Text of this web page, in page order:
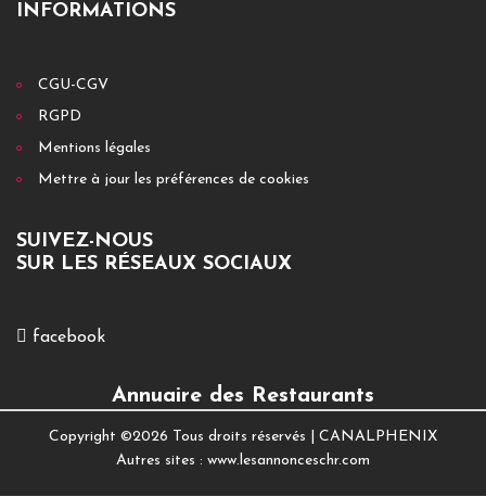
INFORMATIONS
CGU-CGV
RGPD
Mentions légales
Mettre à jour les préférences de cookies
SUIVEZ-NOUS
SUR LES RÉSEAUX SOCIAUX
facebook
Annuaire des Restaurants
Copyright ©2026 Tous droits réservés | CANALPHENIX
Autres sites : www.lesannonceschr.com